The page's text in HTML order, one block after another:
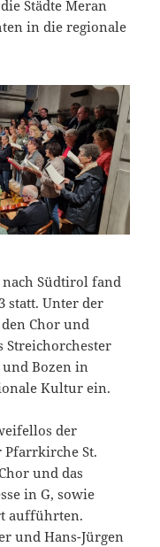
Städte Meran
in die regionale
Südtirol fand
statt. Unter der
Chor und
Streichorchester
und Bozen in
Kultur ein.
der
Pfarrkirche St.
und das
in G, sowie
aufführten.
und Hans-Jürgen